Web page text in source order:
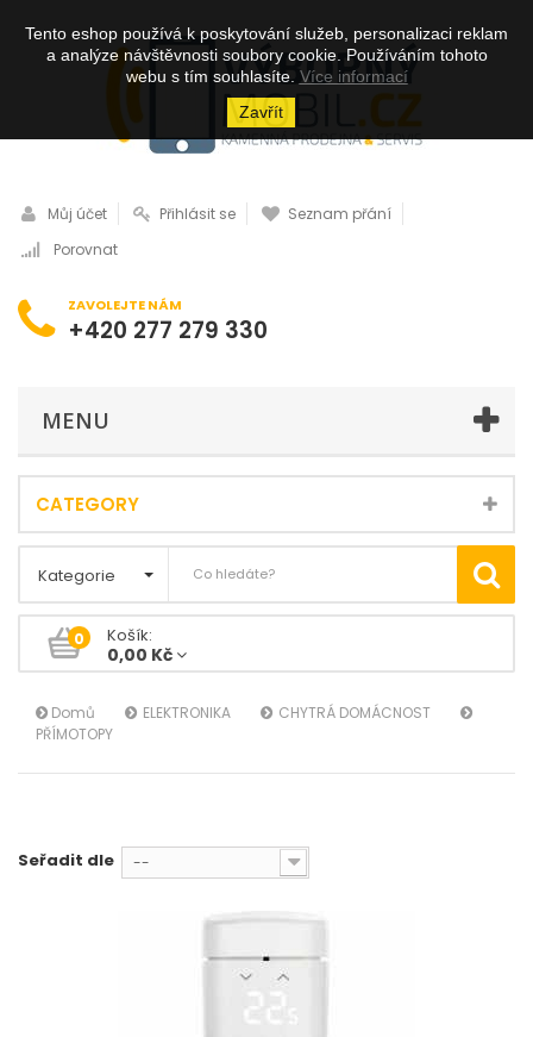
Můj účet Přihlásit se
Seznam přání
Porovnat
ZAVOLEJTE NÁM
+420 277 279 330
MENU
CATEGORY
Kategorie
0 Košík:
0,00 Kč
Domů ELEKTRONIKA
CHYTRÁ DOMÁCNOST
PŘÍMOTOPY
Seřadit dle --
Tento eshop používá k poskytování služeb, personalizaci reklam
a analýze návštěvnosti soubory cookie. Používáním tohoto
webu s tím souhlasíte. Více informací
Zavřít